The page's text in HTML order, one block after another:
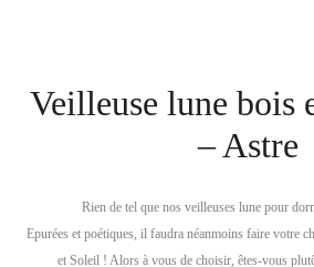
Veilleuse lune bois
– Astre
Rien de tel que nos veilleuses lune pour
Epurées et poétiques, il faudra néanmoins faire votre
et Soleil ! Alors à vous de choisir, êtes-vous